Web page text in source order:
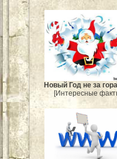
Новый Год не за
[Интересные